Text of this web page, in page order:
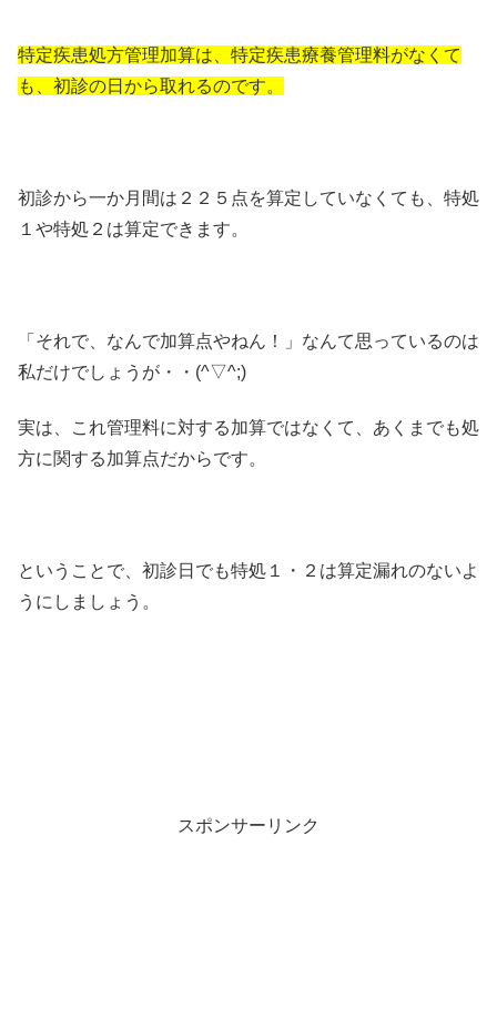
特定疾患処方管理加算は、特定疾患療養管理料がなくて
も、初診の日から取れるのです。
初診から一か月間は２２５点を算定していなくても、特処
１や特処２は算定できます。
「それで、なんで加算点やねん！」なんて思っているのは
私だけでしょうが・・(^▽^;)
実は、これ管理料に対する加算ではなくて、あくまでも処
方に関する加算点だからです。
ということで、初診日でも特処１・２は算定漏れのないよ
うにしましょう。
スポンサーリンク